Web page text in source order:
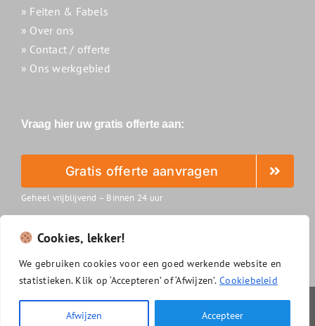
Cookies, lekker!
We gebruikencookiesvooreengoedwerkende website en
statistieken. Klik op ‘Accepteren’of ‘Afwijzen’. Cookiebeleid
Afwijzen Accepteer
» Feiten & Fabels
» Over ons
» Contact / offerte
» Ons werkgebied
Vraag hier uw gratis offerte aan:
Gratis offerte aanvragen
Geheel vrijblijvend – Binnen 24 uur
Privacyverklaring
Cookiebeleid